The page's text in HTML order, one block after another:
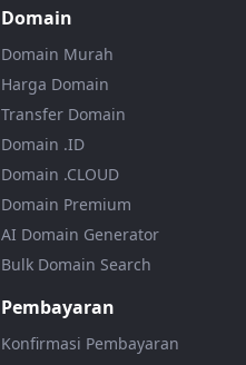
Domain
Domain Murah
Harga Domain
Transfer Domain
Domain .ID
Domain .CLOUD
Domain Premium
AI Domain Generator
Bulk Domain Search
Pembayaran
Konfirmasi Pembayaran